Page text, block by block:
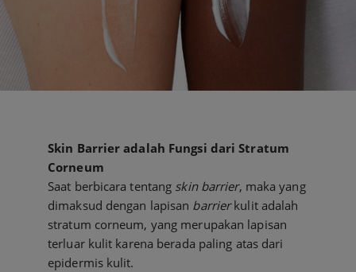
Skin Barrier adalah Fungsi dari Stratum
Corneum
Saat berbicara tentang skin barrier, maka yang
dimaksud dengan lapisan barrierkulit adalah
stratum corneum, yang merupakan lapisan
terluar kulit karena berada paling atas dari
epidermis kulit.